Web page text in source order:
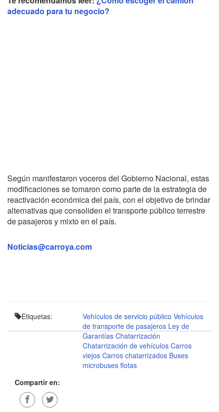
adecuado para tu negocio?
Según manifestaron voceros del Gobierno Nacional, estas
modificaciones se tomaron como parte de la estrategia de
reactivación económica del país, con el objetivo de brindar
alternativas que consoliden el transporte público terrestre
de pasajeros y mixto en el país.
Noticias@carroya.com
Etiquetas: Vehículos de servicio público Vehículos
de transporte de pasajeros Ley de
Garantías Chatarrización
Chatarrización de vehículos Carros
viejos Carros chatarrizados Buses
microbuses flotas
Compartir en: